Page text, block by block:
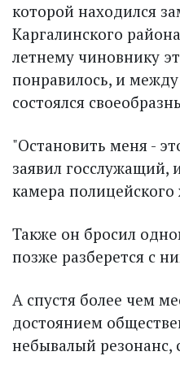
которой находился
Каргалинского
летнему чиновнику
понравилось, и
состоялся
"Остановить меня -
заявил госслужащий,
камера полицейского
Также он бросил
позже разберется с
А спустя более чем
достоянием
небывалый резонанс,